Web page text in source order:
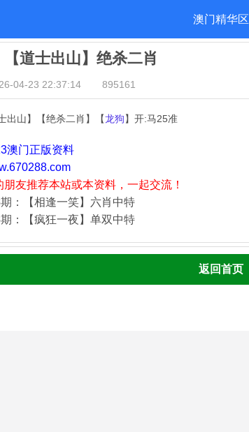
澳门精华区
道士出山】绝杀二肖
04-23 22:37:14 895161
出山】【绝杀二肖】【龙狗】开:马25准
澳门正版资料
友推荐本站或本资料，一起交流！
：【相逢一笑】六肖中特
期：【疯狂一夜】单双中特
返回首页